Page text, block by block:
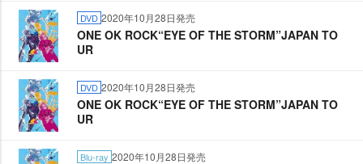
DVD 2020年10月28日発売
ONE OK ROCK“EYE OF THE STORM”JAPAN TO
UR
DVD 2020年10月28日発売
ONE OK ROCK“EYE OF THE STORM”JAPAN TO
UR
Blu-ray 2020年10月28日発売